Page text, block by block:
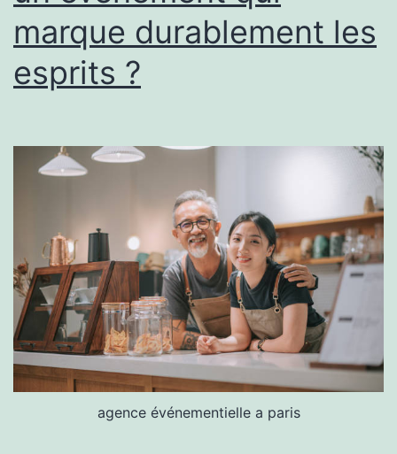
récupération
?
marque durablement les
esprits ?
agence événementielle a paris